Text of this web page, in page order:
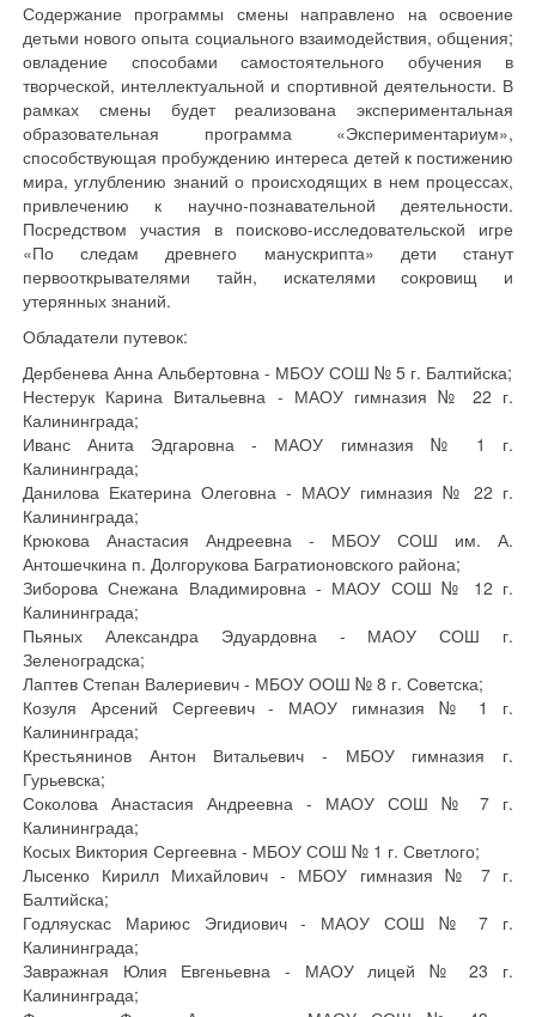
Содержание программы смены направлено на освоение
детьми нового опыта социального взаимодействия, общения;
овладение способами самостоятельного обучения в
творческой, интеллектуальной и спортивной деятельности. В
рамках смены будет реализована экспериментальная
образовательная программа «Экспериментариум»,
способствующая пробуждению интереса детей к постижению
мира, углублению знаний о происходящих в нем процессах,
привлечению к научно-познавательной деятельности.
Посредством участия в поисково-исследовательской игре
«По следам древнего манускрипта» дети станут
первооткрывателями тайн, искателями сокровищ и
утерянных знаний.
Обладатели путевок:
Дербенева Анна Альбертовна - МБОУ СОШ № 5 г. Балтийска;
Нестерук Карина Витальевна - МАОУ гимназия № 22 г.
Калининграда;
Иванс Анита Эдгаровна - МАОУ гимназия № 1 г.
Калининграда;
Данилова Екатерина Олеговна - МАОУ гимназия № 22 г.
Калининграда;
Крюкова Анастасия Андреевна - МБОУ СОШ им. А.
Антошечкина п. Долгорукова Багратионовского района;
Зиборова Снежана Владимировна - МАОУ СОШ № 12 г.
Калининграда;
Пьяных Александра Эдуардовна - МАОУ СОШ г.
Зеленоградска;
Лаптев Степан Валериевич - МБОУ ООШ № 8 г. Советска;
Козуля Арсений Сергеевич - МАОУ гимназия № 1 г.
Калининграда;
Крестьянинов Антон Витальевич - МБОУ гимназия г.
Гурьевска;
Соколова Анастасия Андреевна - МАОУ СОШ № 7 г.
Калининграда;
Косых Виктория Сергеевна - МБОУ СОШ № 1 г. Светлого;
Лысенко Кирилл Михайлович - МБОУ гимназия № 7 г.
Балтийска;
Годляускас Мариюс Эгидиович - МАОУ СОШ № 7 г.
Калининграда;
Завражная Юлия Евгеньевна - МАОУ лицей № 23 г.
Калининграда;